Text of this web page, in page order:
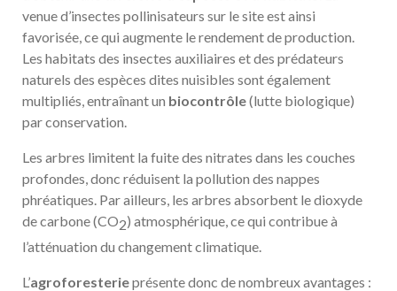
venue d’insectes pollinisateurs sur le site est ainsi
favorisée, ce qui augmente le rendement de production.
Les habitats des insectes auxiliaires et des prédateurs
naturels des espèces dites nuisibles sont également
multipliés, entraînant un biocontrôle(lutte biologique)
par conservation.
Les arbres limitent la fuite des nitrates dans les couches
profondes, donc réduisent la pollution des nappes
phréatiques. Par ailleurs, les arbres absorbent le dioxyde
de carbone (CO2) atmosphérique, ce qui contribue à
l’atténuation du changement climatique.
L’agroforesterieprésente donc de nombreux avantages :